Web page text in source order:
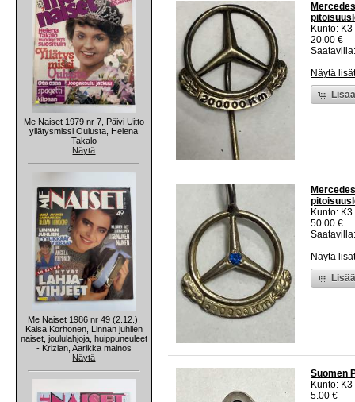
Me Naiset 1979 nr 7, Päivi Uitto
yllätysmissi Oulusta, Helena
Takalo
Näytä
Me Naiset 1986 nr 49 (2.12.),
Kaisa Korhonen, Linnan juhlien
naiset, joululahjoja, huippuneuleet
- Krizian, Aarikka mainos
Näytä
Kunto:
20.00 €
Näytä
Kunto:
50.00 €
Näytä
Suomen
Kunto:
5.00 €